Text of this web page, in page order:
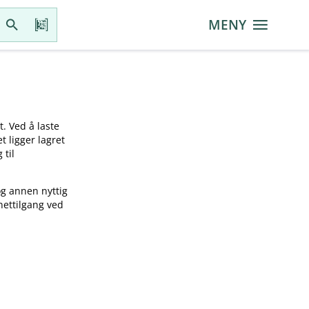
MENY
Ved å laste
ligger lagret
til
annen nyttig
ved